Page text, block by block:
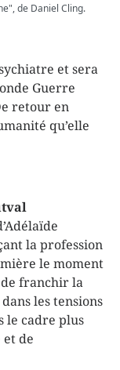
de Daniel Cling.
et sera
Guerre
retour en
qu’elle
la profession
le moment
de franchir la
les tensions
le cadre plus
de